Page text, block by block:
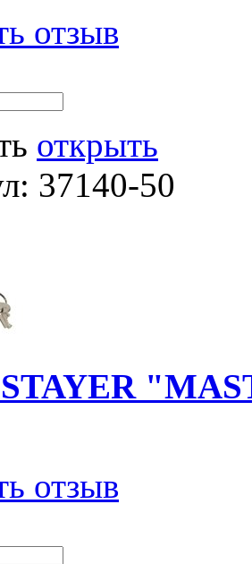
отзыв
открыть
37140-50
отзыв